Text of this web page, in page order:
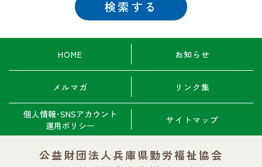
HOME お知らせ
メルマガ リンク集
個人情報･SNSアカウント
運用ポリシー
サイトマップ
公益財団法人兵庫県勤労福祉協会